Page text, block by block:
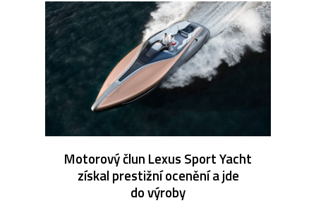
Motorový člun Lexus Sport Yacht
získal prestižní ocenění a jde
do výroby